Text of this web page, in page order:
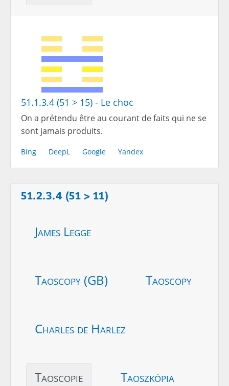
51.1.3.4 (51 > 15) - Le choc
On a prétendu être au courant de faits qui ne se
sont jamais produits.
Bing DeepL Google Yandex
51.2.3.4 (51 > 11)
James Legge
Taoscopy (GB) Taoscopy
Charles de Harlez
Taoscopie Taoszkópia